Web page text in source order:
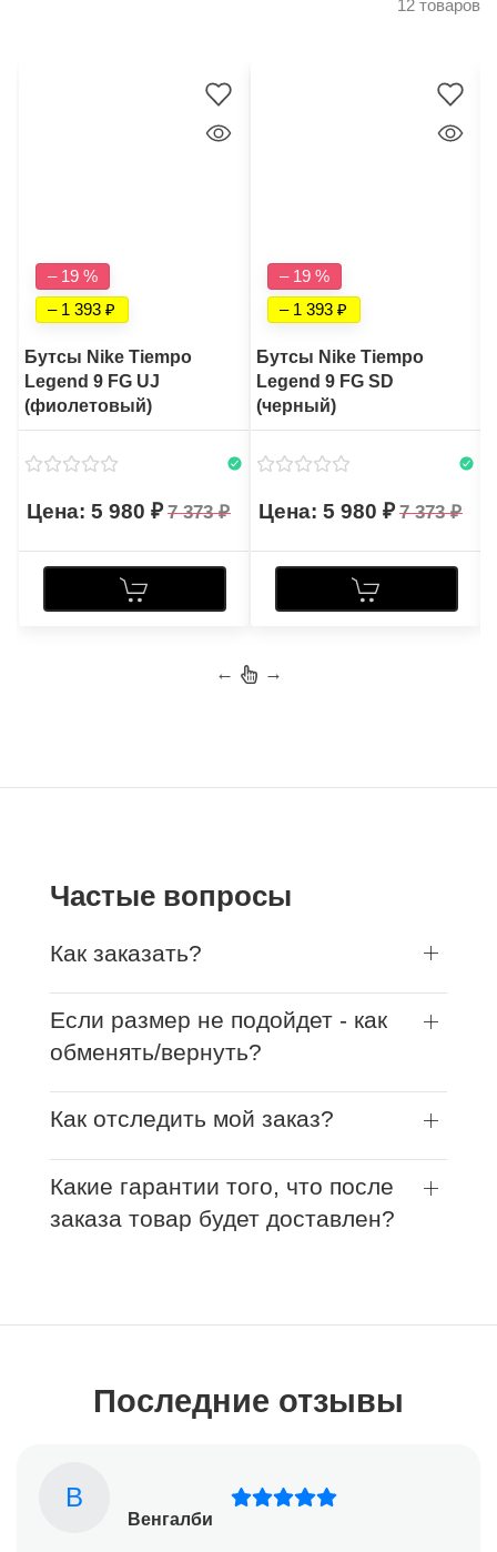
12 товаров
– 19 %
– 1 393
Бутсы Nike Tiempo
Legend 9 FG UJ
(фиолетовый)
5 980 7 373
– 19 %
– 1 393
Бутсы Nike Tiempo
Legend 9 FG SD
(черный)
5 980 7 373
← →
Частые вопросы
Как заказать?
Если размер не подойдет - как
обменять/вернуть?
Как отследить мой заказ?
Какие гарантии того, что после
заказа товар будет доставлен?
Последние отзывы
В
Венгалби